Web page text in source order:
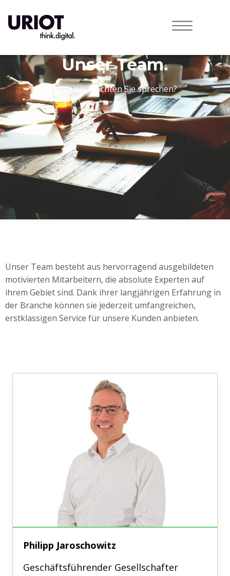
Unser Team.
Mit wem möchten Sie sprechen?
Unser Team besteht aus hervorragend ausgebildeten
motivierten Mitarbeitern, die absolute Experten auf
ihrem Gebiet sind. Dank ihrer langjährigen Erfahrung in
der Branche können sie jederzeit umfangreichen,
erstklassigen Service für unsere Kunden anbieten.
Philipp Jaroschowitz
Geschäftsführender Gesellschafter